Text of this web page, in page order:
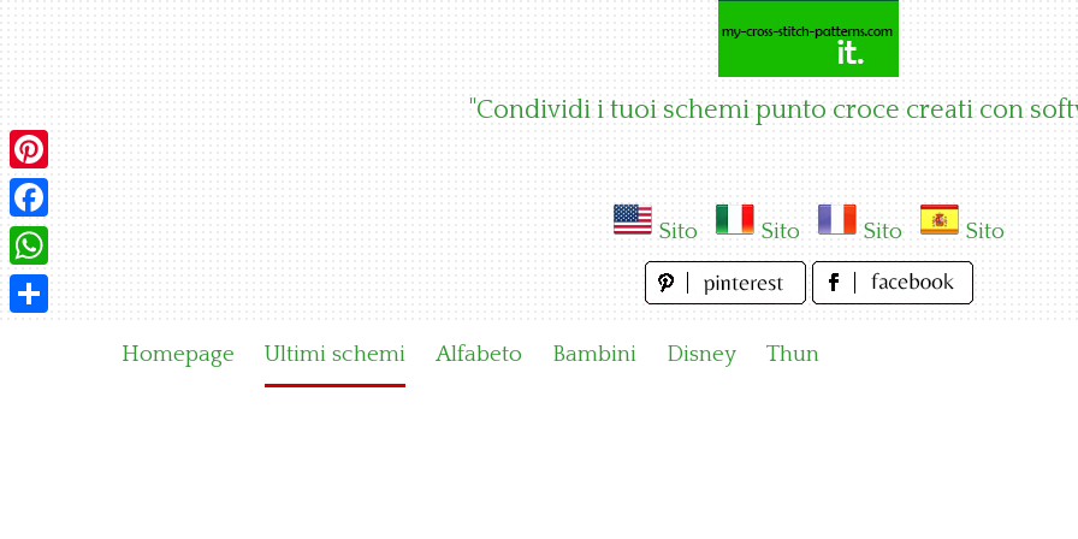
"Condividi i tuoi schemi punto croce creati con
Sito Sito Sito Sito
Homepage Ultimi schemi Alfabeto Bambini Disney Thun
Pinterest
Facebook
WhatsApp